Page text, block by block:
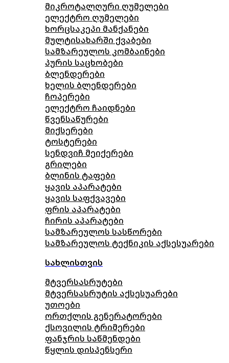
მიკროტალღური ღუმელები
ელექტრო ღუმელები
ხორცსაკეპი მანქანები
მულტისახარში ქვაბები
სამზარეულოს კომბაინები
პურის საცხობები
ბლენდერები
ხელის ბლენდერები
ჩოპერები
ელექტრო ჩაიდნები
წვენსაწურები
მიქსერები
ტოსტერები
სენდვიჩ მეიქერები
გრილები
ბლინის ტაფები
ყავის აპარატები
ყავის საფქვავები
ფრის აპარატები
ჩირის აპარატები
სამზარეულოს სასწორები
სამზარეულოს ტექნიკის აქსესუარები
სახლისთვის
მტვერსასრუტები
მტვერსასრუტის აქსესუარები
უთოები
ორთქლის გენერატორები
ქსოვილის ტრიმერები
ფანჯრის საწმენდები
წყლის დისპენსერი